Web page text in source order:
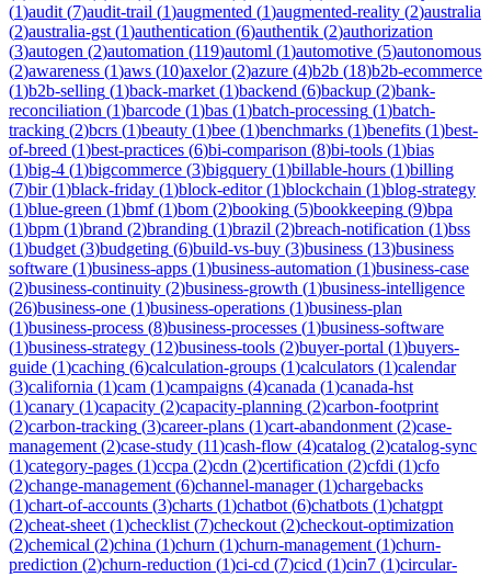
(1)audit (7)audit-trail (1)augmented (1)augmented-reality (2)australia
(2)australia-gst (1)authentication (6)authentik (2)authorization
(3)autogen (2)automation (119)automl (1)automotive (5)autonomous
(2)awareness (1)aws (10)axelor(2)azure (4)b2b (18)b2b-ecommerce
(1)b2b-selling (1)back-market (1)backend (6)backup (2)bank-
reconciliation (1)barcode (1)bas (1)batch-processing (1)batch-
tracking (2)bcrs (1)beauty (1)bee (1)benchmarks (1)benefits (1)best-
of-breed (1)best-practices (6)bi-comparison (8)bi-tools (1)bias
(1)big-4 (1)bigcommerce (3)bigquery (1)billable-hours (1)billing
(7)bir(1)black-friday (1)block-editor(1)blockchain (1)blog-strategy
(1)blue-green (1)bmf(1)bom (2)booking (5)bookkeeping (9)bpa
(1)bpm (1)brand (2)branding (1)brazil (2)breach-notification (1)bss
(1)budget (3)budgeting (6)build-vs-buy (3)business (13)business
software (1)business-apps (1)business-automation (1)business-case
(2)business-continuity (2)business-growth (1)business-intelligence
(26)business-one (1)business-operations (1)business-plan
(1)business-process (8)business-processes (1)business-software
(1)business-strategy (12)business-tools (2)buyer-portal (1)buyers-
guide (1)caching (6)calculation-groups (1)calculators (1)calendar
(3)california (1)cam (1)campaigns (4)canada (1)canada-hst
(1)canary (1)capacity (2)capacity-planning (2)carbon-footprint
(2)carbon-tracking (3)career-plans (1)cart-abandonment (2)case-
management (2)case-study (11)cash-flow (4)catalog (2)catalog-sync
(1)category-pages (1)ccpa (2)cdn (2)certification (2)cfdi (1)cfo
(2)change-management (6)channel-manager(1)chargebacks
(1)chart-of-accounts (3)charts (1)chatbot (6)chatbots (1)chatgpt
(2)cheat-sheet (1)checklist (7)checkout (2)checkout-optimization
(2)chemical (2)china (1)churn (1)churn-management (1)churn-
prediction (2)churn-reduction (1)ci-cd (7)cicd (1)cin7 (1)circular-